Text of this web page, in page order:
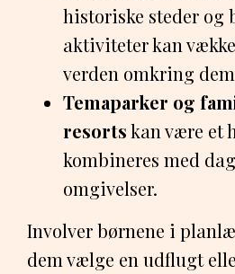
historiske steder og
aktiviteter kan
verden omkring
Temaparker og
resortskan være et
kombineres med
omgivelser.
Involver børnene i
dem vælge en udflugt